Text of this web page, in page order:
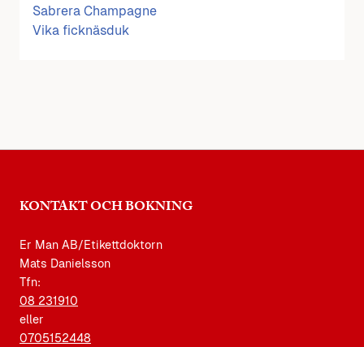
Sabrera Champagne
Vika ficknäsduk
KONTAKT OCH BOKNING
Er Man AB/Etikettdoktorn
Mats Danielsson
Tfn:
08 231910
eller
0705152448